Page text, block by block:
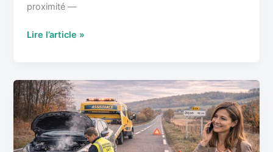
proximité —
Lire l’article »
Assistance
dépannage
:
0km
ou